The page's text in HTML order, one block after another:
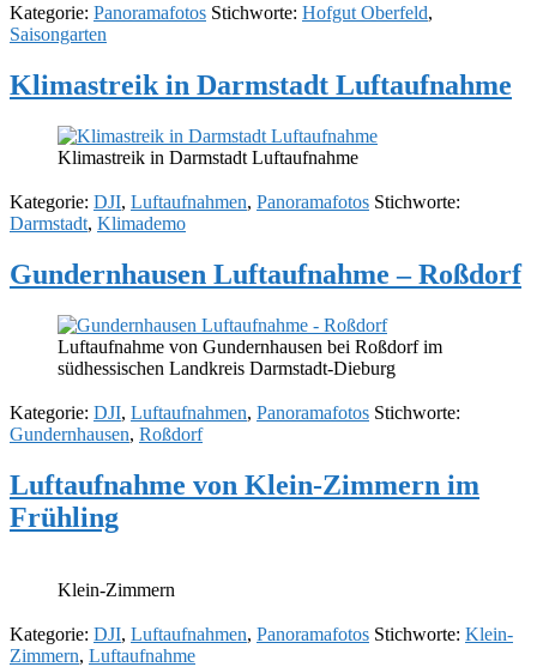
Kategorie: Panoramafotos Stichworte: Hofgut Oberfeld,
Saisongarten
Klimastreik in Darmstadt Luftaufnahme
Klimastreik in Darmstadt Luftaufnahme
Kategorie: DJI, Luftaufnahmen, Panoramafotos Stichworte:
Darmstadt, Klimademo
Gundernhausen Luftaufnahme – Roßdorf
Luftaufnahme von Gundernhausen bei Roßdorf im
südhessischen Landkreis Darmstadt-Dieburg
Kategorie: DJI, Luftaufnahmen, Panoramafotos Stichworte:
Gundernhausen, Roßdorf
Luftaufnahme von Klein-Zimmern im
Frühling
Klein-Zimmern
Kategorie: DJI, Luftaufnahmen, Panoramafotos Stichworte: Klein-
Zimmern, Luftaufnahme